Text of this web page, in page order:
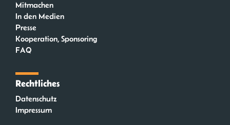
Mitmachen
In den Medien
Presse
Kooperation, Sponsoring
FAQ
Rechtliches
Datenschutz
Impressum